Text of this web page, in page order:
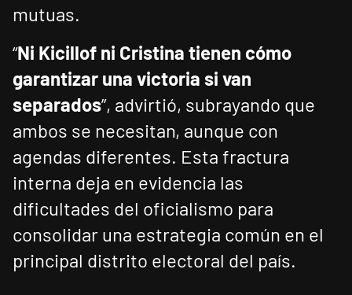
mutuas.
“Ni Kicillof ni Cristina tienen cómo
garantizar una victoria si van
separados”, advirtió, subrayando que
ambos se necesitan, aunque con
agendas diferentes. Esta fractura
interna deja en evidencia las
dificultades del oficialismo para
consolidar una estrategia común en el
principal distrito electoral del país.